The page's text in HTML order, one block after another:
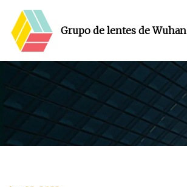
Grupo de lentes de Wuhan